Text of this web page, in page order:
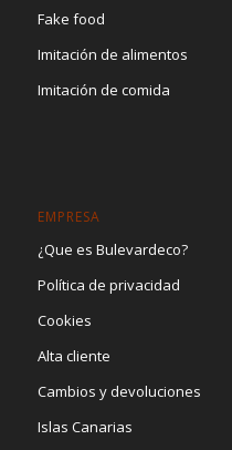
Fake food
Imitación de alimentos
Imitación de comida
EMPRESA
¿Que es Bulevardeco?
Política de privacidad
Cookies
Alta cliente
Cambios y devoluciones
Islas Canarias